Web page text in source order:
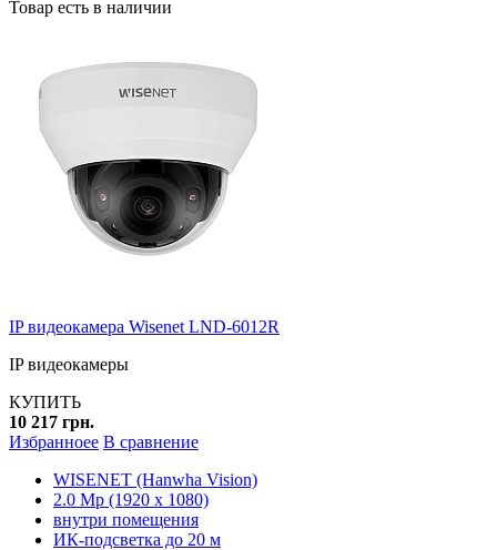
Товар есть в наличии
IP видеокамера Wisenet LND-6012R
IP видеокамеры
КУПИТЬ
10 217 грн.
Избранноее В сравнение
WISENET (Hanwha Vision)
2.0 Mp (1920 x 1080)
внутри помещения
ИК-подсветка до 20 м